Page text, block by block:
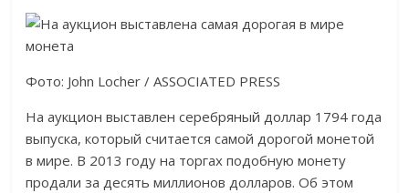
Фото: John Locher / ASSOCIATED PRESS
На аукцион выставлен серебряный доллар 1794 года
выпуска, который считается самой дорогой монетой
в мире. В 2013 году на торгах подобную монету
продали за десять миллионов долларов. Об этом